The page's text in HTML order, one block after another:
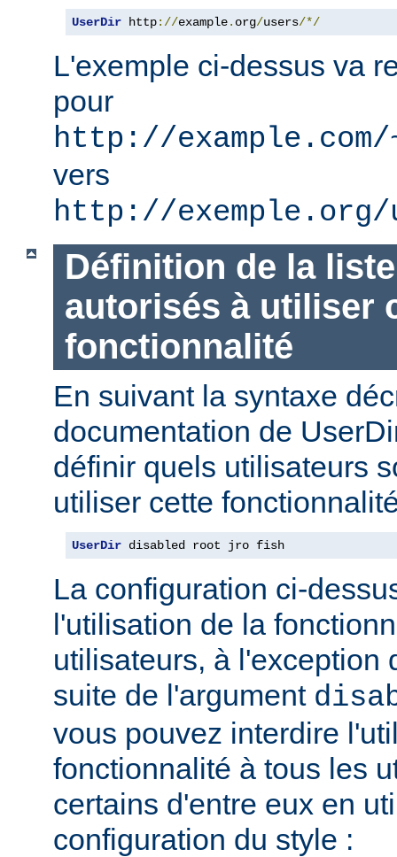
UserDir http://example. org/users/*/
L'exemple ci-dessus va
pour
http://example.com/
vers
http://exemple.org/
Définition de la
autorisés à utiliser
fonctionnalité
En suivant la syntaxe
documentation de
définir quels utilisateurs
utiliser cette
UserDir disabled root jro fish
La configuration ci-
l'utilisation de la
utilisateurs, à l'exception
suite de l'argument
vous pouvez interdire
fonctionnalité à tous les
certains d'entre eux en
configuration du style :